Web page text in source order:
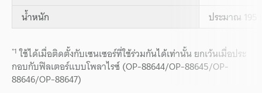
น้ำหนัก
ประมาณ 195
*1ใช้ได้เมื่อติดตั้งกับเซนเซอร์ที่ใช้ร่วมกันได้เท่านั้น ยกเว้นเมื่อประ
กอบกับฟิลเตอร์แบบโพลาไรซ์ (OP-88644/OP-88645/OP-
88646/OP-88647)